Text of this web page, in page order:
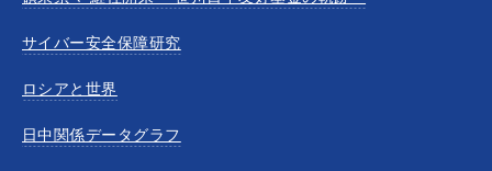
サイバー安全保障研究
ロシアと世界
日中関係データグラフ